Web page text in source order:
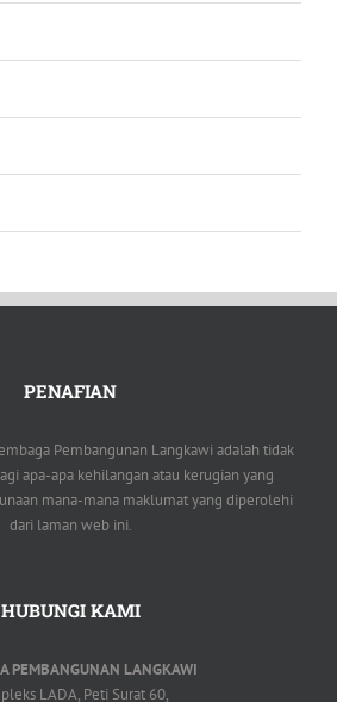
PENAFIAN
Pembangunan Langkawi adalah tidak
apa-apa kehilangan atau kerugian yang
mana-mana maklumat yang diperolehi
dari laman web ini.
HUBUNGI KAMI
PEMBANGUNAN LANGKAWI
LADA, Peti Surat 60,